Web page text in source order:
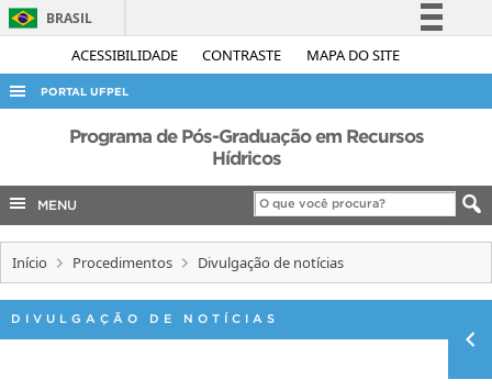
ACESSIBILIDADE CONTRASTE MAPA DO SITE
BRASIL
Simplifique!
Acesso à informação
Legislação
Canais
PORTAL UFPEL
ACESSO À INFORMAÇÃO
COBALTO
CONCURSOS
INTERNACIONAL
Programa de Pós-Graduação em Recursos
Hídricos
MENU
Início Procedimentos Divulgação de notícias
DIVULGAÇÃO DE NOTÍCIAS